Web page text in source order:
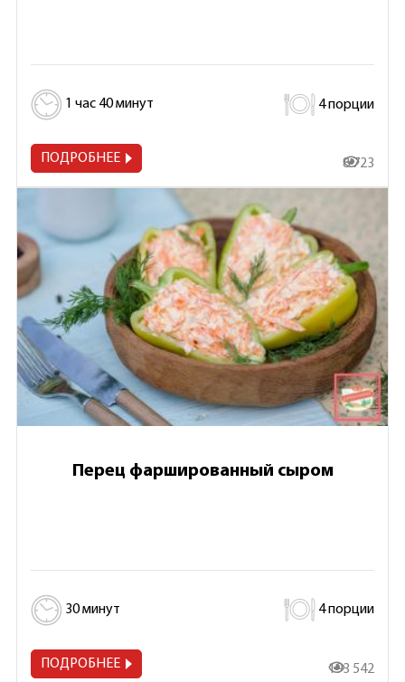
1 час 40 минут 4 порции
ПОДРОБНЕЕ 8 723
Перец фаршированный сыром
30 минут 4 порции
ПОДРОБНЕЕ 193 542